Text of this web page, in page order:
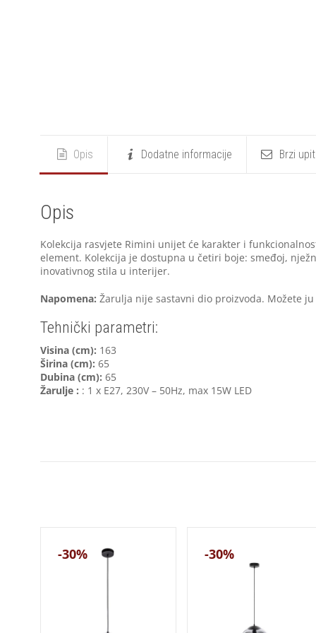
Opis Dodatne informacije Brzi
Opis
Kolekcija rasvjete Rimini unijet će karakter i
element. Kolekcija je dostupna u četiri boje: smeđoj,
inovativnog stila u interijer.
Napomena: Žarulja nije sastavni dio proizvoda. Možete
Tehnički parametri:
Visina (cm): 163
Širina (cm): 65
Dubina (cm): 65
Žarulje : : 1 x E27, 230V – 50Hz, max 15W LED
-30% -30%